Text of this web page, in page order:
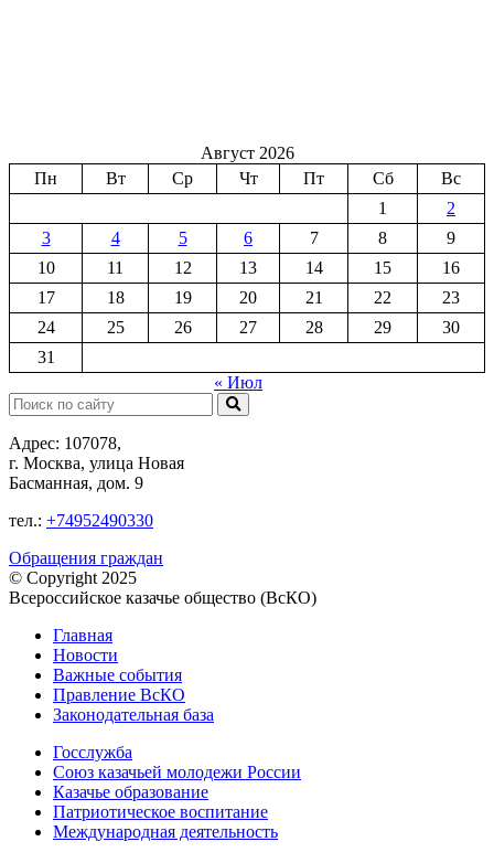
Август 2026
Пн
Вт Ср Чт Пт Сб
Вс
1
2
3
4 5 6 7 8
9
10
11 12 13 14 15
16
17
18 19 20 21 22
23
24
25 26 27 28 29
30
31
« Июл
Поиск:
Адрес: 107078,
г. Москва, улица Новая
Басманная, дом. 9
тел.: +74952490330
Обращения граждан
© Copyright 2025
Всероссийское казачье общество (ВсКО)
Главная
Новости
Важные события
Правление ВсКО
Законодательная база
Госслужба
Союз казачьей молодежи России
Казачье образование
Патриотическое воспитание
Международная деятельность